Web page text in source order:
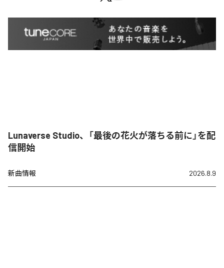
Lunaverse Studio、「最後の花火が落ちる前に」を配
信開始
新曲情報 2026.8.9